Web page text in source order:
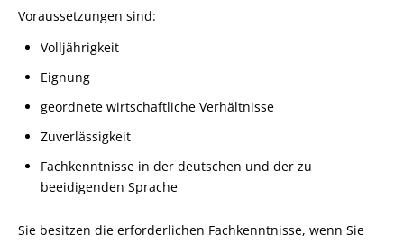
Voraussetzungen sind:
Volljährigkeit
Eignung
geordnete wirtschaftliche Verhältnisse
Zuverlässigkeit
Fachkenntnisse in der deutschen und der zu
beeidigenden Sprache
Sie besitzen die erforderlichen Fachkenntnisse, wenn Sie